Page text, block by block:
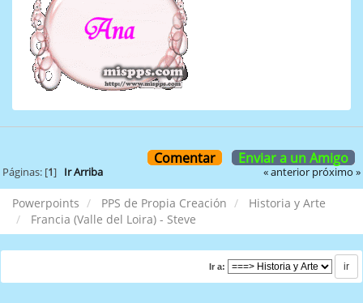
Comentar Enviar a un Amigo
Páginas: [1] Ir Arriba « anterior próximo »
Powerpoints PPS de Propia Creación
Historia y Arte
Francia (Valle del Loira) - Steve
Ir a: